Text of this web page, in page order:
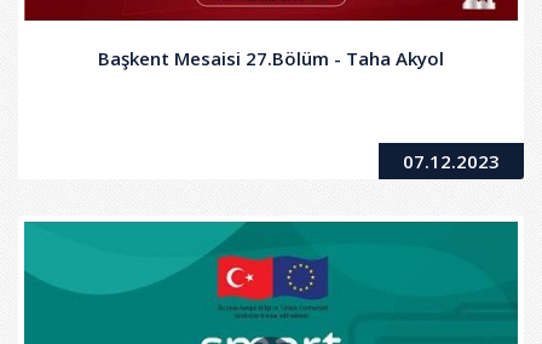
Başkent Mesaisi 27.Bölüm - Taha Akyol
07.12.2023